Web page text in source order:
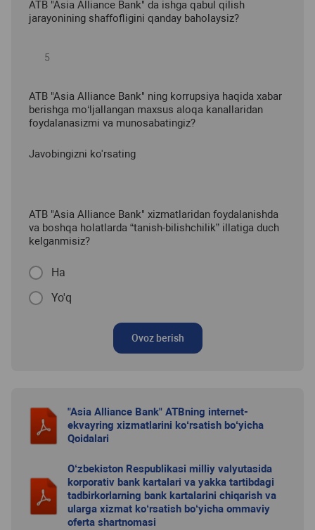
ATB "Asia Alliance Bank" da ishga qabul qilish
jarayonining shaffofligini qanday baholaysiz?
ATB "Asia Alliance Bank" ning korrupsiya haqida xabar
berishga mo‘ljallangan maxsus aloqa kanallaridan
foydalanasizmi va munosabatingiz?
Javobingizni ko'rsating
ATB "Asia Alliance Bank" xizmatlaridan foydalanishda
va boshqa holatlarda “tanish-bilishchilik” illatiga duch
kelganmisiz?
Ha
Yo'q
Ovoz berish
"Asia Alliance Bank" ATBning internet-
ekvayring xizmatlarini ko‘rsatish bo‘yicha
Qoidalari
O‘zbekiston Respublikasi milliy valyutasida
korporativ bank kartalari va yakka tartibdagi
tadbirkorlarning bank kartalarini chiqarish va
ularga xizmat ko‘rsatish bo‘yicha ommaviy
oferta shartnomasi